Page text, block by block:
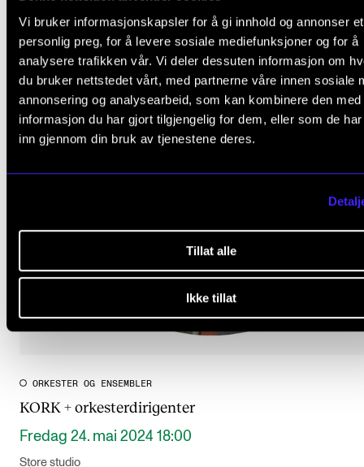
Vi bruker informasjonskapsler for å gi innhold og annonser et
personlig preg, for å levere sosiale mediefunksjoner og for å
analysere trafikken vår. Vi deler dessuten informasjon om
du bruker nettstedet vårt, med partnerne våre innen sosiale
annonsering og analysearbeid, som kan kombinere den med
informasjon du har gjort tilgjengelig for dem, eller som de
inn gjennom din bruk av tjenestene deres.
Tillat alle
Ikke tillat
ORKESTER OG ENSEMBLER
KORK + orkesterdirigenter
Fredag 24. mai 2024 18:00
Store studio